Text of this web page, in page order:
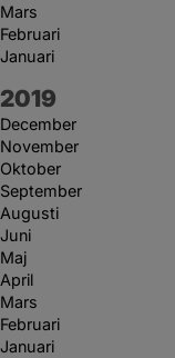
Mars
Februari
Januari
År:
2019
December
November
Oktober
September
Augusti
Juni
Maj
April
Mars
Februari
Januari